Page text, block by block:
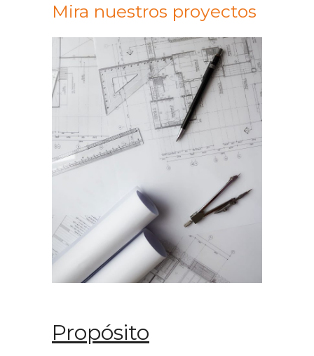
Mira nuestros proyectos
Propósito